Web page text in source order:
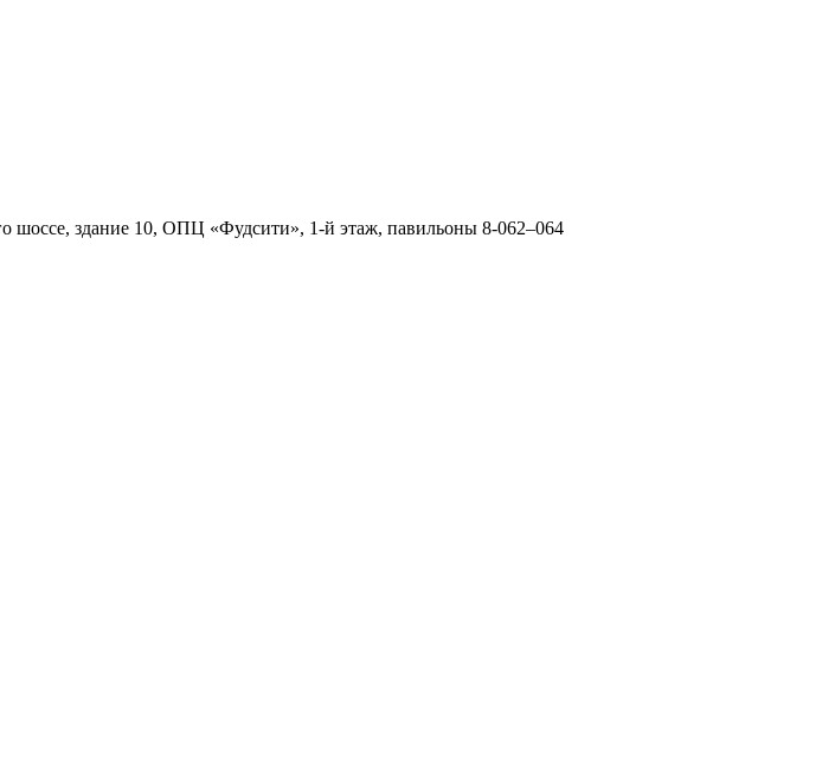
шоссе, здание 10, ОПЦ «Фудсити», 1-й этаж, павильоны 8-062–064